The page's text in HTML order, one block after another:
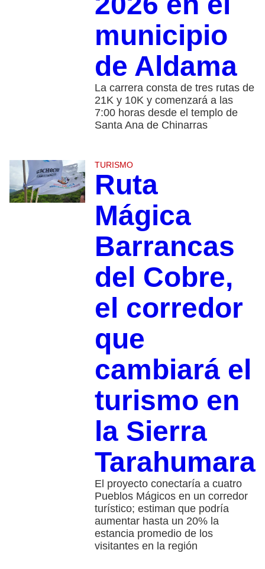
municipio
de Aldama
La carrera consta de tres rutas de
21K y 10K y comenzará a las
7:00 horas desde el templo de
Santa Ana de Chinarras
TURISMO
Ruta
Mágica
Barrancas
del Cobre,
el corredor
que
cambiará el
turismo en
la Sierra
Tarahumara
El proyecto conectaría a cuatro
Pueblos Mágicos en un corredor
turístico; estiman que podría
aumentar hasta un 20% la
estancia promedio de los
visitantes en la región